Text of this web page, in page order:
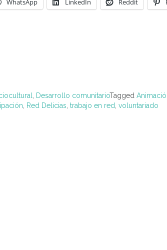
WhatsApp LinkedIn Reddit
, Desarrollo comunitarioTagged
, Red Delicias, trabajo en red, voluntariado